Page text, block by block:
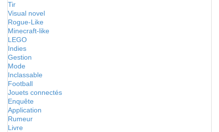
Tir
Visual novel
Rogue-Like
Minecraft-like
LEGO
Indies
Gestion
Mode
Inclassable
Football
Jouets connectés
Enquête
Application
Rumeur
Livre